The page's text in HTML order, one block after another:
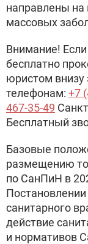
направлены
массовых
Внимание!
бесплатно
юристом внизу
телефонам: +7
467-35-49
Бесплатный
Базовые
размещению
по СанПиН в
Постановлении
санитарного
действие
и нормативов